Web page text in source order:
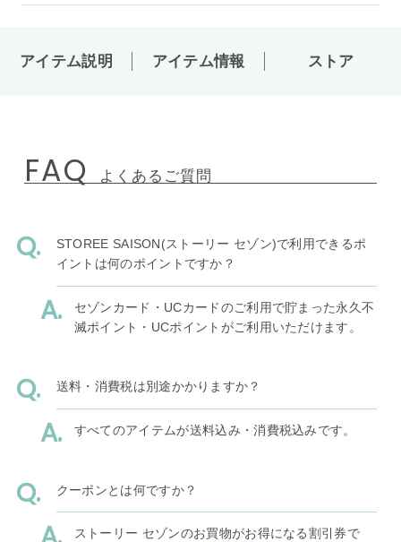
アイテム説明 アイテム情報 ストア
FAQ よくあるご質問
STOREE SAISON(ストーリー セゾン)で利用できるポ
イントは何のポイントですか？
セゾンカード・UCカードのご利用で貯まった永久不
滅ポイント・UCポイントがご利用いただけます。
送料・消費税は別途かかりますか？
すべてのアイテムが送料込み・消費税込みです。
クーポンとは何ですか？
ストーリー セゾンのお買物がお得になる割引券で